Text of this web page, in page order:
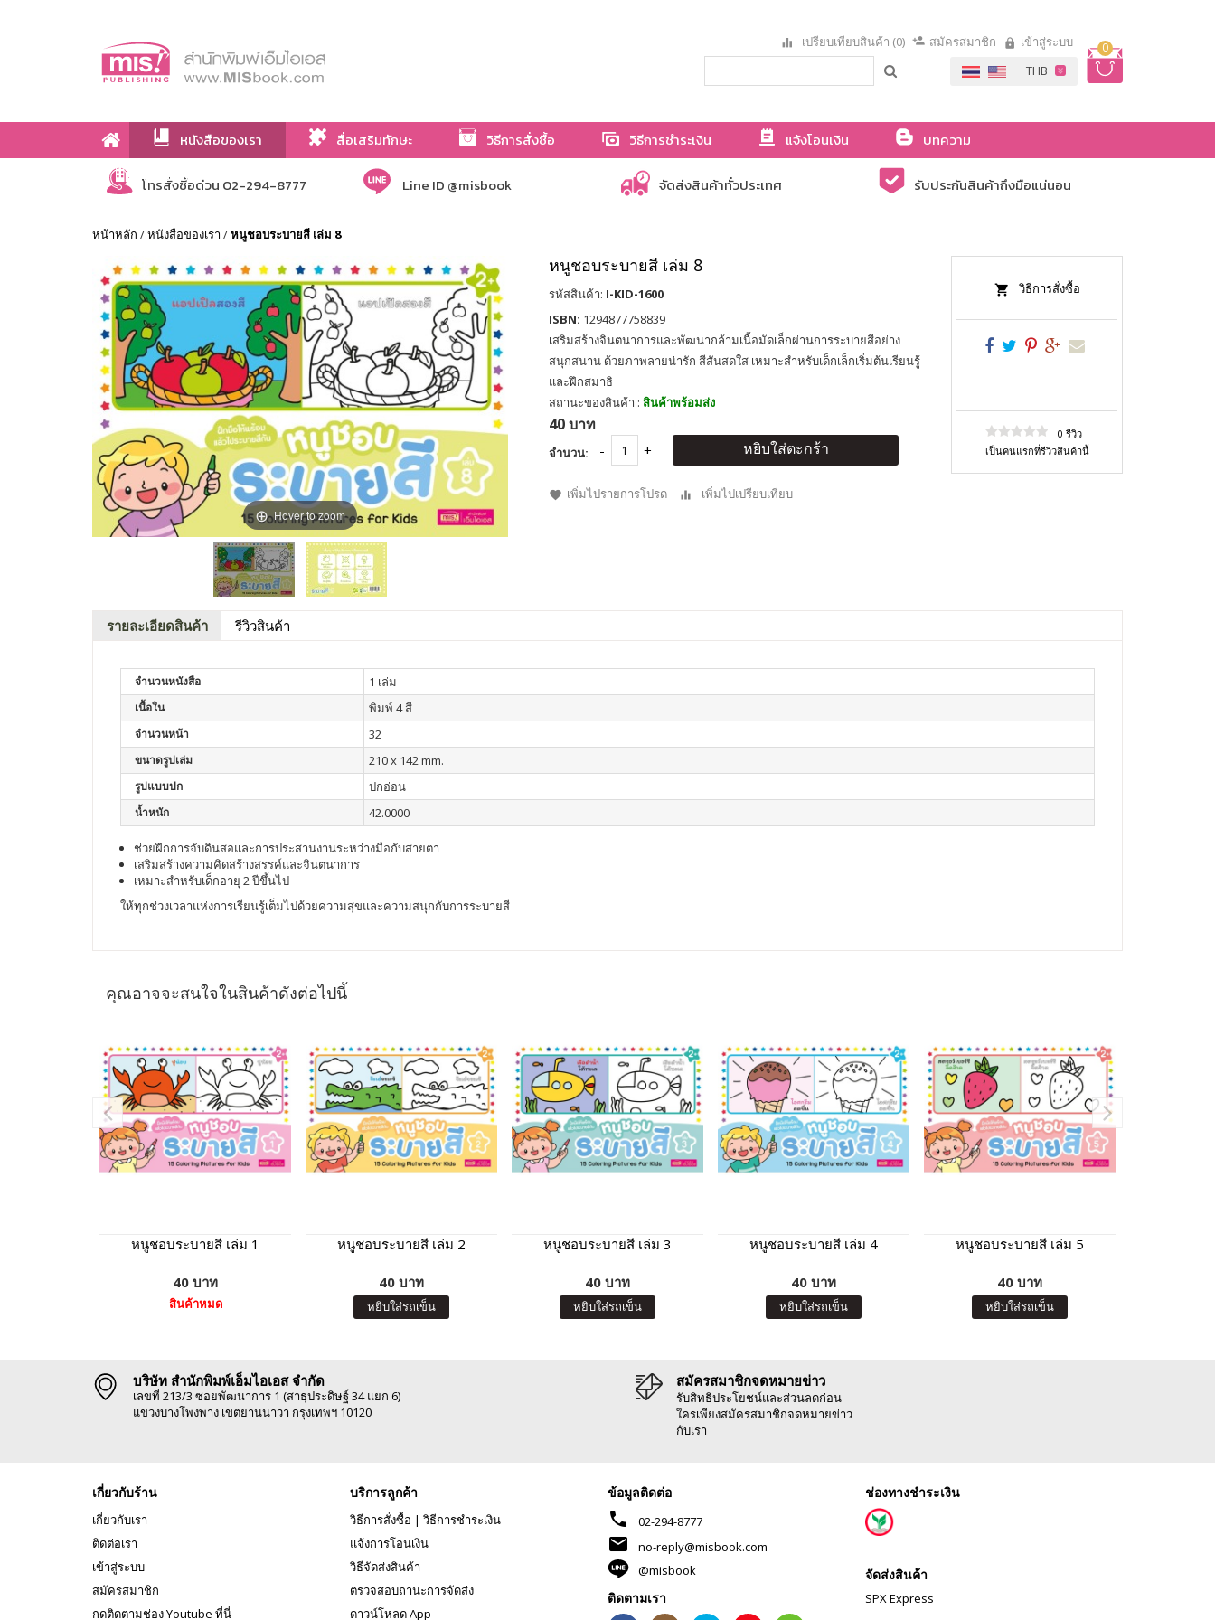
0
เปรียบเทียบสินค้า (0) สมัครสมาชิก เข้าสู่ระบบ
หนังสือของเรา สื่อเสริมทักษะ วิธีการสั่งซื้อ วิธีการชำระเงิน แจ้งโอนเงิน
บทความ
เกี่ยวกับเรา
โทรสั่งซื้อด่วน 02-294-8777 Line ID @misbook จัดส่งสินค้าทั่วประเทศ รับประกันสินค้าถึงมือแน่นอน
หน้าหลัก /หนังสือของเรา /หนูชอบระบายสี เล่ม 8
Hover to zoom
หนูชอบระบายสี เล่ม 8
รหัสสินค้า: I-KID-1600
ISBN: 1294877758839
เสริมสร้างจินตนาการและพัฒนากล้ามเนื้อมัดเล็กผ่านการระบายสีอย่าง
สนุกสนาน ด้วยภาพลายน่ารัก สีสันสดใส เหมาะสำหรับเด็กเล็กเริ่มต้นเรียนรู้
และฝึกสมาธิ
สถานะของสินค้า : สินค้าพร้อมส่ง
40 บาท
จำนวน: หยิบใส่ตะกร้า
เพิ่มไปรายการโปรด เพิ่มไปเปรียบเทียบ
วิธีการสั่งซื้อ
0 รีวิว
เป็นคนแรกที่รีวิวสินค้านี้
รายละเอียดสินค้า รีวิวสินค้า
จำนวนหนังสือ 1 เล่ม
เนื้อใน พิมพ์ 4 สี
จำนวนหน้า 32
ขนาดรูปเล่ม 210 x 142 mm.
รูปแบบปก ปกอ่อน
น้ำหนัก 42.0000
ช่วยฝึกการจับดินสอและการประสานงานระหว่างมือกับสายตา
เสริมสร้างความคิดสร้างสรรค์และจินตนาการ
เหมาะสำหรับเด็กอายุ 2 ปีขึ้นไป
ให้ทุกช่วงเวลาแห่งการเรียนรู้เต็มไปด้วยความสุขและความสนุกกับการระบายสี
คุณอาจจะสนใจในสินค้าดังต่อไปนี้
หนูชอบระบายสี เล่ม 1
40 บาท
สินค้าหมด
หนูชอบระบายสี เล่ม 2
40 บาท
หยิบใส่รถเข็น
หนูชอบระบายสี เล่ม 3
40 บาท
หยิบใส่รถเข็น
หนูชอบระบายสี เล่ม 4
40 บาท
หยิบใส่รถเข็น
หนูชอบระบายสี เล่ม 5
40 บาท
หยิบใส่รถเข็น
บริษัท สำนักพิมพ์เอ็มไอเอส จำกัด
เลขที่ 213/3 ซอยพัฒนาการ 1 (สาธุประดิษฐ์ 34 แยก 6)
แขวงบางโพงพาง เขตยานนาวา กรุงเทพฯ 10120
สมัครสมาชิกจดหมายข่าว
รับสิทธิประโยชน์และส่วนลดก่อน
ใครเพียงสมัครสมาชิกจดหมายข่าว
กับเรา
เกี่ยวกับร้าน
เกี่ยวกับเรา
ติดต่อเรา
เข้าสู่ระบบ
สมัครสมาชิก
กดติดตามช่อง Youtube ที่นี่
บริการลูกค้า
วิธีการสั่งซื้อ | วิธีการชำระเงิน
แจ้งการโอนเงิน
วิธีจัดส่งสินค้า
ตรวจสอบถานะการจัดส่ง
ดาวน์โหลด App
ข้อมูลติดต่อ
phone 02-294-8777
mail
no-reply@misbook.com
@misbook
ติดตามเรา
ช่องทางชำระเงิน
จัดส่งสินค้า
SPX Express